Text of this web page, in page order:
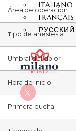
ITALIANO
FRANÇAIS
РУССКИЙ
X
Área de operación
Tipo de anestesia
Umbral del dolor
Hora de inicio
Primera ducha